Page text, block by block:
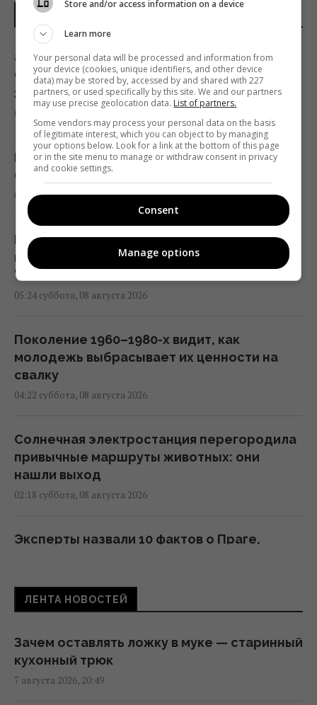
НОВОСТИ ДНЯ
8 августа: церковный праздник сегодня,
что нужно сделать, чтобы исполнилось
желание
06:30 суббота, 08 августа 2026
Поражают воображение: какие самые
большие организмы на планете
06:27 суббота, 08 августа 2026
Пчелы ориентируются не только по солнцу
и запаху: у них обнаружили еще один
"компас"
05:24 суббота, 08 августа 2026
Поколение 1960–1980-х видит, как
молодежь выбрасывает их ценности на
свалку
04:22 суббота, 08 августа 2026
Солнечная электростанция перегородила
привычные маршруты животных: они
нашли выход
02:18 суббота, 08 августа 2026
Эксперты назвали 10 фактов о Праге,
высокомерного человека: психолог
раскрыла секрет
23:07 пятница, 07 августа 2026
ЛЕНТА НОВОСТЕЙ
Зачем оставлять ложку в муке — старинный
кухонный трюк
7 августа 2026, 20:49
Store and/or access information on a device
Learn more
Your personal data will be processed and information from
your device (cookies, unique identifiers, and other device
data) may be stored by, accessed by and shared with 227
partners, or used specifically by this site. We and our partners
may use precise geolocation data. List of partners.
Some vendors may process your personal data on the basis
of legitimate interest, which you can object to by managing
your options below. Look for a link at the bottom of this page
or in the site menu to manage or withdraw consent in privacy
and cookie settings.
Consent
Manage options